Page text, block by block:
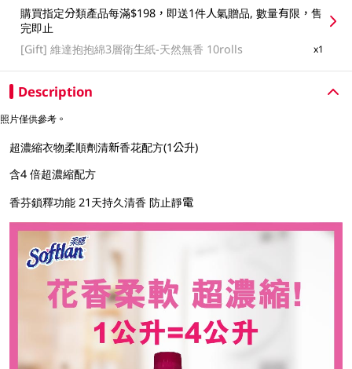
購買指定分類產品每滿$198，即送1件人氣贈品, 數量有限，售
完即止
[Gift]維達抱抱綿3層衛生紙-天然無香 10rolls x1
Description
照片僅供參考。
超濃縮衣物柔順劑清新香花配方(1公升)
含4 倍超濃縮配方
香芬鎖釋功能 21天持久清香 防止靜電